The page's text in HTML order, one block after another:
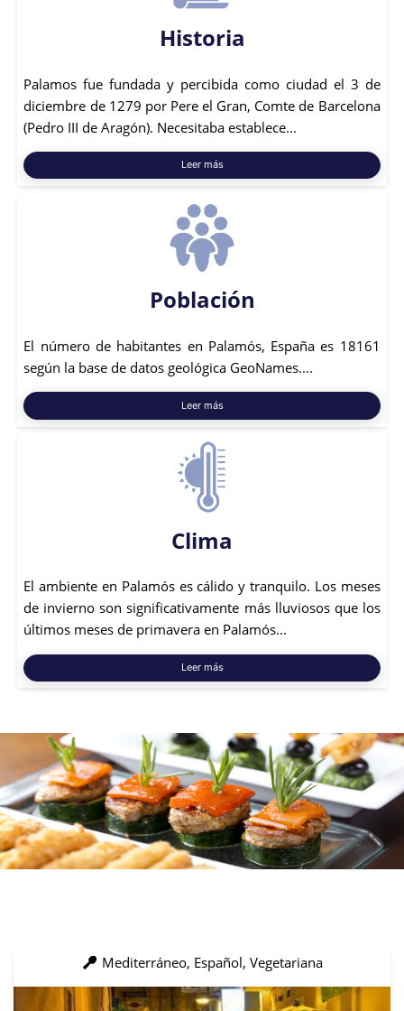
Historia
Palamos fue fundada y percibida como ciudad el 3 de
diciembre de 1279 por Pere el Gran, Comte de Barcelona
(Pedro III de Aragón). Necesitaba establece...
Leer más
Población
El número de habitantes en Palamós, España es 18161
según la base de datos geológica GeoNames....
Leer más
Clima
El ambiente en Palamós es cálido y tranquilo. Los meses
de invierno son significativamente más lluviosos que los
últimos meses de primavera en Palamós...
Leer más
Mediterráneo, Español, Vegetariana